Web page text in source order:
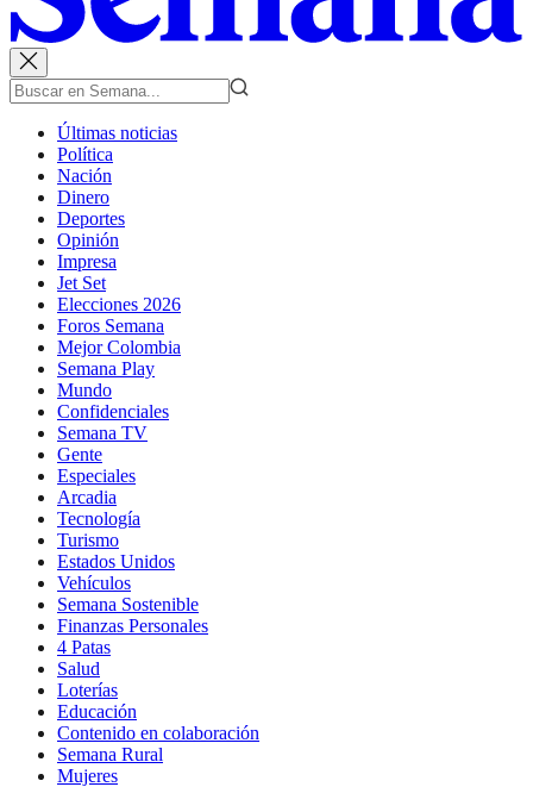
Últimas noticias
Política
Nación
Dinero
Deportes
Opinión
Impresa
Jet Set
Elecciones 2026
Foros Semana
Mejor Colombia
Semana Play
Mundo
Confidenciales
Semana TV
Gente
Especiales
Arcadia
Tecnología
Turismo
Estados Unidos
Vehículos
Semana Sostenible
Finanzas Personales
4 Patas
Salud
Loterías
Educación
Contenido en colaboración
Semana Rural
Mujeres